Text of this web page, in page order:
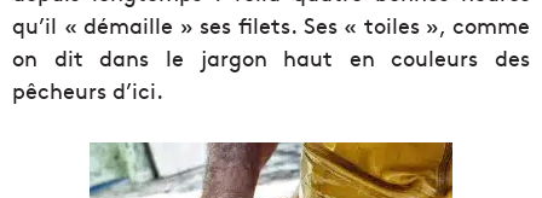
qu’il « démaille » ses filets. Ses « toiles », comme
on dit dans le jargon haut en couleurs des
pêcheurs d’ici.